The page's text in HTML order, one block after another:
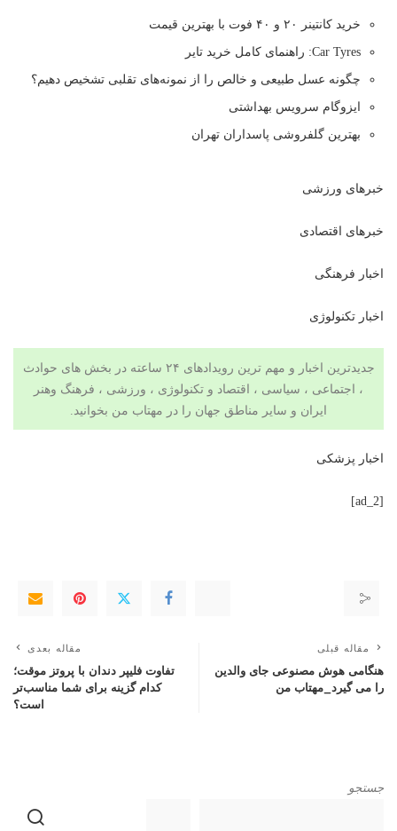
خرید کانتینر ۲۰ و ۴۰ فوت با بهترین قیمت
Car Tyres: راهنمای کامل خرید تایر
چگونه عسل طبیعی و خالص را از نمونه‌های تقلبی تشخیص دهیم؟
ایزوگام سرویس بهداشتی
بهترین گلفروشی پاسداران تهران
خبرهای ورزشی
خبرهای اقتصادی
اخبار فرهنگی
اخبار تکنولوژی
جدیدترین اخبار و مهم ترین رویدادهای ۲۴ ساعته در بخش های حوادث
، اجتماعی ، سیاسی ، اقتصاد و تکنولوژی ، ورزشی ، فرهنگ وهنر
ایران و سایر مناطق جهان را در مهتاب من بخوانید.
اخبار پزشکی
[ad_2]
مقاله قبلی
هنگامی هوش مصنوعی جای والدین
را می گیرد_مهتاب من
مقاله بعدی
تفاوت فلیپر دندان با پروتز موقت؛
کدام گزینه برای شما مناسب‌تر
است؟
جستجو